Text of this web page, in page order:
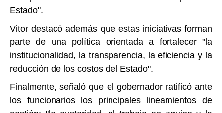
Estado".
Vitor destacó además que estas iniciativas forman
parte de una política orientada a fortalecer "la
institucionalidad, la transparencia, la eficiencia y la
reducción de los costos del Estado".
Finalmente, señaló que el gobernador ratificó ante
los funcionarios los principales lineamientos de